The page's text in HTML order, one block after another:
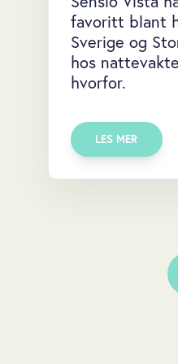
favoritt blant
Sverige og
hos
hvorfor.
LES MER